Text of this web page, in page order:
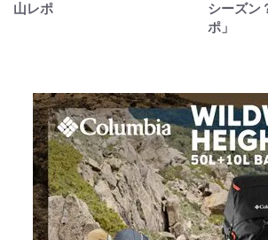
山レポ
シーズン
ポ」